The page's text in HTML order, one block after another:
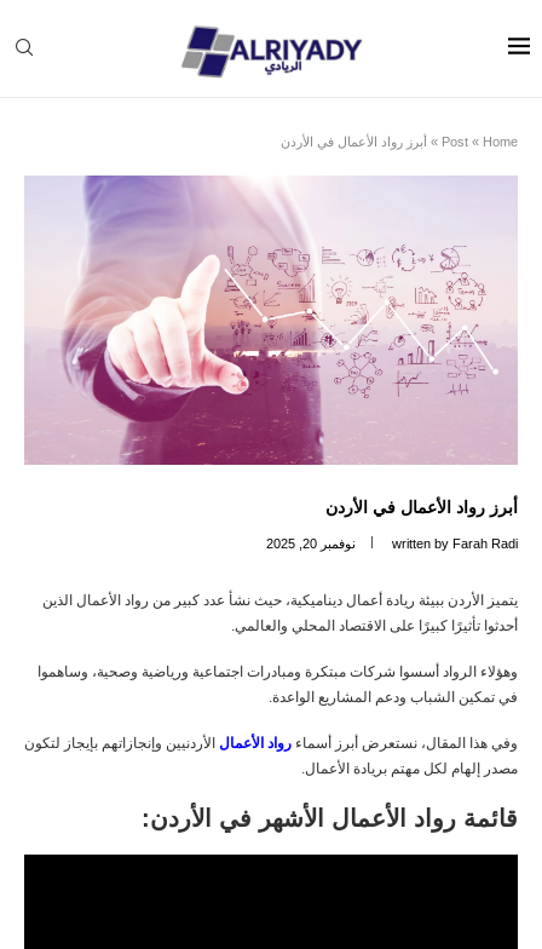
Home
»
Post
» أبرز رواد الأعمال في الأردن
أبرز رواد الأعمال في الأردن
written by Farah Radi نوفمبر 20, 2025
يتميز الأردن ببيئة ريادة أعمال ديناميكية، حيث نشأ عدد كبير من رواد الأعمال الذين
أحدثوا تأثيرًا كبيرًا على الاقتصاد المحلي والعالمي.
وهؤلاء الرواد أسسوا شركات مبتكرة ومبادرات اجتماعية ورياضية وصحية، وساهموا
في تمكين الشباب ودعم المشاريع الواعدة.
وفي هذا المقال، نستعرض أبرز أسماء رواد الأعمال الأردنيين وإنجازاتهم بإيجاز لتكون
مصدر إلهام لكل مهتم بريادة الأعمال.
قائمة رواد الأعمال الأشهر في الأردن: